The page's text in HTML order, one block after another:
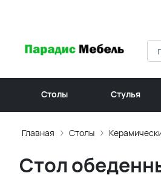
Столы Стулья
Главная Столы
Стол